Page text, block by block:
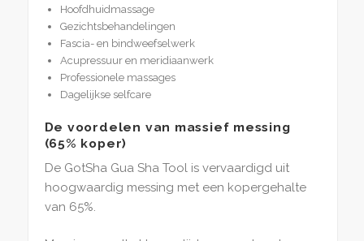
Hoofdhuidmassage
Gezichtsbehandelingen
Fascia- en bindweefselwerk
Acupressuur en meridiaanwerk
Professionele massages
Dagelijkse selfcare
De voordelen van massief messing
(65% koper)
De GotSha Gua Sha Tool is vervaardigd uit
hoogwaardig messing met een kopergehalte
van 65%.